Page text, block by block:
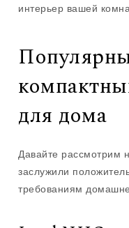
интерьер вашей
для дома
Давайте рассмотрим
заслужили
требованиям